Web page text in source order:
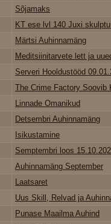
Sõjamaks
KT ese lvl 140 Juxi
Märtsi Auhinnamäng
Meditsiinitarvete lett ja
Serveri Hooldustööd
The Crime Factory Soovib
Linnade Omanikud
Detsembri Auhinnamäng
Isikustamine
Semptembri loos
Auhinnamäng September
Laatsaret
Uus Skill, Relvad ja
Punase Maailma Auhind